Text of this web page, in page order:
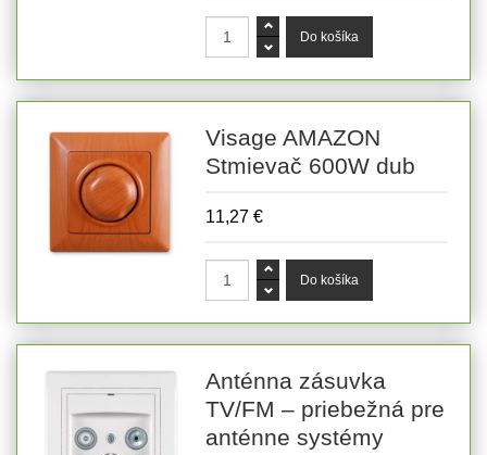
Visage AMAZON
Stmievač 600W dub
11,27 €
Anténna zásuvka
TV/FM – priebežná pre
anténne systémy